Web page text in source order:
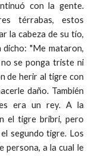
con la gente.
térrabas, estos
la cabeza de su tío,
dicho: "Me mataron,
se ponga triste ni
de herir al tigre con
daño. También
era un rey. A la
el tigre bribri, pero
segundo tigre. Los
persona, a la cual le